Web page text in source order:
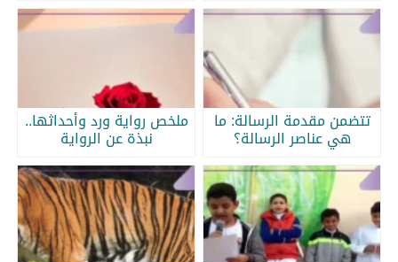
تتضمن مقدمة الرسالة: ما
هي عناصر الرسالة؟
ملخص رواية ورد وأحداثها..
نبذة عن الرواية